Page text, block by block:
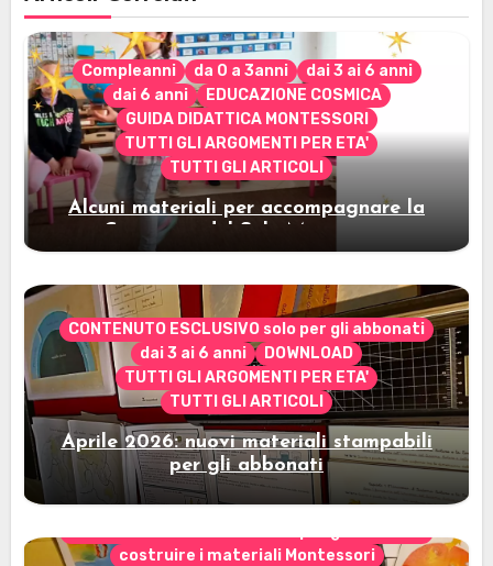
Compleanni da 0 a 3anni
dai 3 ai 6 anni
dai 6 anni
EDUCAZIONE COSMICA
GUIDA DIDATTICA MONTESSORI
TUTTI GLI ARGOMENTI PER ETA'
TUTTI GLI ARTICOLI
Alcuni materiali per accompagnare la
Cerimonia del Sole Montessori
CONTENUTO ESCLUSIVO solo per gli abbonati
dai 3 ai 6 anni
DOWNLOAD
TUTTI GLI ARGOMENTI PER ETA'
TUTTI GLI ARTICOLI
Aprile 2026: nuovi materiali stampabili
per gli abbonati
costruire i materiali Montessori